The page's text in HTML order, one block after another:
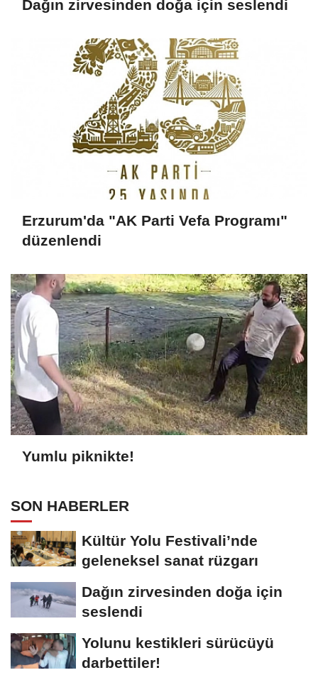
Dağın zirvesinden doğa için seslendi
Erzurum'da "AK Parti Vefa Programı"
düzenlendi
Yumlu piknikte!
SON HABERLER
Kültür Yolu Festivali’nde
geleneksel sanat rüzgarı
Dağın zirvesinden doğa için
seslendi
Yolunu kestikleri sürücüyü
darbettiler!